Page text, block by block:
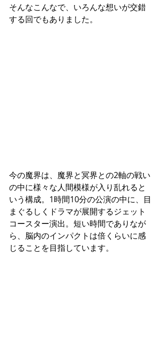
そんなこんなで、いろんな想いが交錯
する回でもありました。
今の魔界は、魔界と冥界との2軸の戦い
の中に様々な人間模様が入り乱れると
いう構成。1時間10分の公演の中に、目
まぐるしくドラマが展開するジェット
コースター演出。短い時間でありなが
ら、脳内のインパクトは倍くらいに感
じることを目指しています。